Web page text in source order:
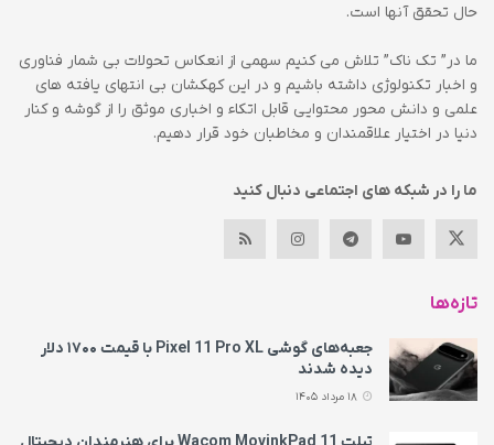
حال تحقق آنها است.
ما در” تک ناک” تلاش می کنیم سهمی از انعکاس تحولات بی شمار فناوری
و اخبار تکنولوژی داشته باشیم و در این کهکشان بی انتهای یافته های
علمی و دانش محور محتوایی قابل اتکاء و اخباری موثق را از گوشه و کنار
دنیا در اختیار علاقمندان و مخاطبان خود قرار دهیم.
ما را در شبکه های اجتماعی دنبال کنید
تازه‌ها
جعبه‌های گوشی Pixel 11 Pro XL با قیمت ۱۷۰۰ دلار
دیده شدند